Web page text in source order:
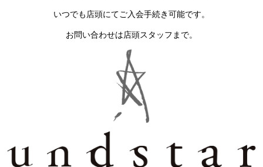
いつでも店頭にてご入会手続き可能です。
お問い合わせは店頭スタッフまで。